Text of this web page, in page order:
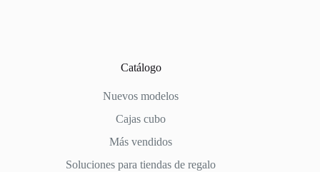
Catálogo
Nuevos modelos
Cajas cubo
Más vendidos
Soluciones para tiendas de regalo